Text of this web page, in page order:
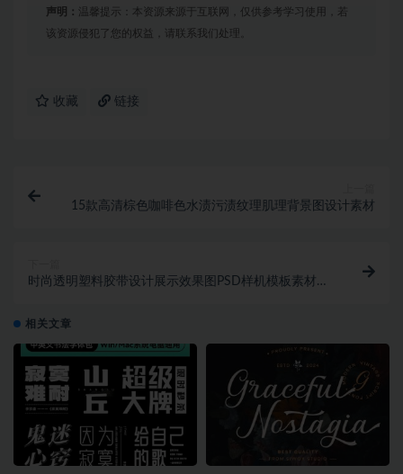
声明： 温馨提示：本资源来源于互联网，仅供参考学习使用，若
该资源侵犯了您的权益，请联系我们处理。
收藏 链接
15款高清棕色咖啡色水渍污渍纹理肌理背景图设计素材
时尚透明塑料胶带设计展示效果图PSD样机模板素材合
相关文章